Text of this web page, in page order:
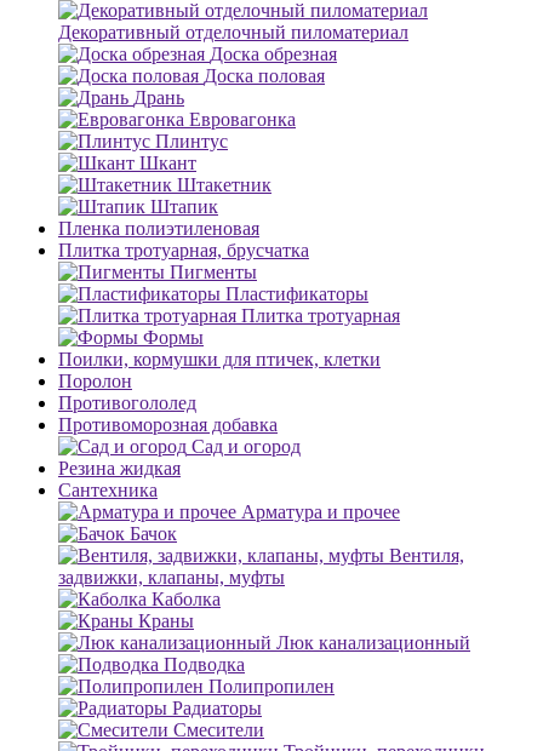
Декоративный отделочный пиломатериал
Доска обрезная
Доска половая
Дрань
Евровагонка
Плинтус
Шкант
Штакетник
Штапик
Пленка полиэтиленовая
Плитка тротуарная, брусчатка
Пигменты
Пластификаторы
Плитка тротуарная
Формы
Поилки, кормушки для птичек, клетки
Поролон
Противогололед
Противоморозная добавка
Сад и огород
Резина жидкая
Сантехника
Арматура и прочее
Бачок
Вентиля,
задвижки, клапаны, муфты
Каболка
Краны
Люк канализационный
Подводка
Полипропилен
Радиаторы
Смесители